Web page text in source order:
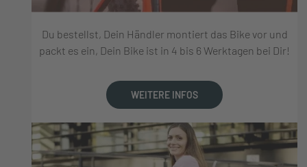
Du bestellst, Dein Händler montiert das Bike vor und
packt es ein, Dein Bike ist in 4 bis 6 Werktagen bei Dir!
WEITERE INFOS